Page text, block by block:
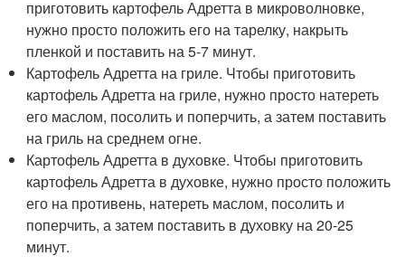
приготовить картофель Адретта в микроволновке,
нужно просто положить его на тарелку, накрыть
пленкой и поставить на 5-7 минут.
Картофель Адретта на гриле. Чтобы приготовить
картофель Адретта на гриле, нужно просто натереть
его маслом, посолить и поперчить, а затем поставить
на гриль на среднем огне.
Картофель Адретта в духовке. Чтобы приготовить
картофель Адретта в духовке, нужно просто положить
его на противень, натереть маслом, посолить и
поперчить, а затем поставить в духовку на 20-25
минут.